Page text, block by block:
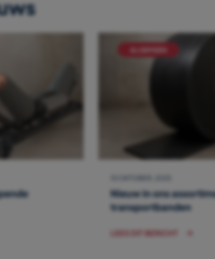
Nieuw in ons
transportbanden
LEES DIT BERICHT